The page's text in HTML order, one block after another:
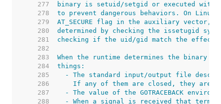
   277
   278
   279
   280
   281
   282
   283
   284
   285
   286
   287
   288